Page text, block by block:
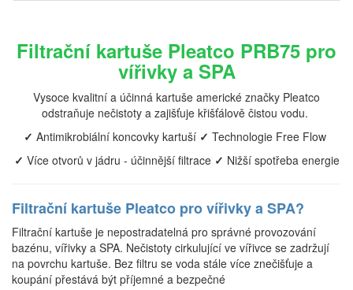
Filtrační kartuše Pleatco PRB75 pro
vířivky a SPA
Vysoce kvalitní a účinná kartuše americké značky Pleatco
odstraňuje nečistoty a zajišťuje křišťálově čistou vodu.
✓ Antimikrobiální koncovky kartuší ✓ Technologie Free Flow
✓ Více otvorů v jádru - účinnější filtrace ✓ Nižší spotřeba energie
Filtrační kartuše Pleatco pro vířivky a SPA?
Filtrační kartuše je nepostradatelná pro správné provozování
bazénu, vířivky a SPA. Nečistoty cirkulující ve vířivce se zadržují
na povrchu kartuše. Bez filtru se voda stále více znečišťuje a
koupání přestává být příjemné a bezpečné